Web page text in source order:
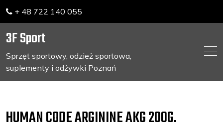
content
+ 48 722 140 055
3F Sport
Sprzęt sportowy, odzież sportowa,
suplementy i odżywki Poznań
HUMAN CODE ARGININE AKG 200G.